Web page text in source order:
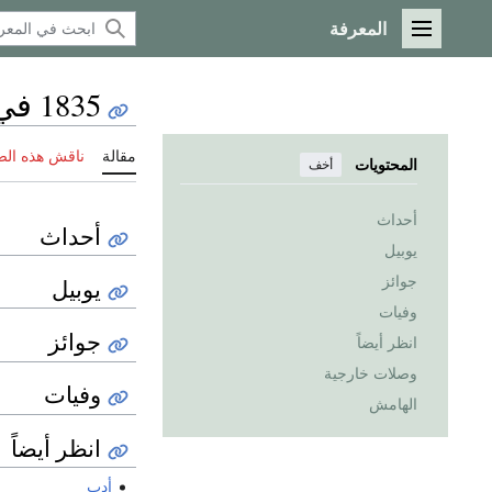
القائمة الرئيسية
المعرفة
المحتويات أخف
أحداث
يوبيل
جوائز
وفيات
انظر أيضاً
وصلات خارجية
الهامش
1835 في الأدب
مقالة ناقش هذه
أحداث
يوبيل
جوائز
وفيات
انظر أيضاً
أدب